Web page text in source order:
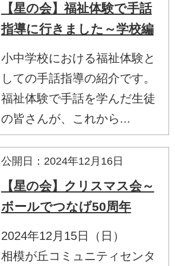
【星の会】福祉体験で手話
指導に行きました～学校編
小中学校における福祉体験と
しての手話指導の紹介です。
福祉体験で手話を学んだ生徒
の皆さんが、これから...
公開日：2024年12月16日
【星の会】クリスマス会～
ボールでつなげ50周年
2024年12月15日（日）
相模が丘コミュニティセンタ